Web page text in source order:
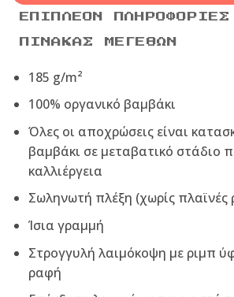
ΕΠΙΠΛΈΟΝ ΠΛΗΡΟΦΟΡΊΕΣ
ΠΊΝΑΚΑΣ ΜΕΓΕΘΏΝ
185 g/m²
100% οργανικό βαμβάκι
Όλες οι αποχρώσεις είναι
βαμβάκι σε μεταβατικό στάδιο
καλλιέργεια
Σωληνωτή πλέξη (χωρίς πλαϊνές
Ίσια γραμμή
Στρογγυλή λαιμόκοψη με ριμπ
ραφή